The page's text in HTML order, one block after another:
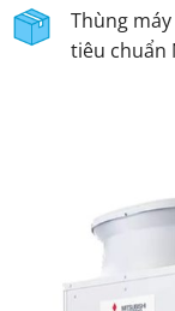
Thùng
tiêu chuẩn